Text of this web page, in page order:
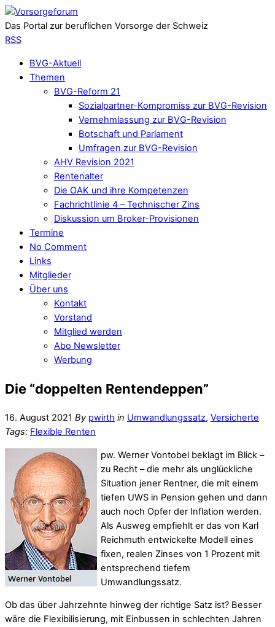
Das Portal zur beruflichen Vorsorge der Schweiz
RSS
BVG-Aktuell
Themen
BVG-Reform 21
Sozialpartner-Kompromiss zur BVG-Revision
Vernehmlassung zur BVG-Revision
Botschaft und Parlament
Umfragen zur BVG-Revision
AHV Revision 2021
Rentenalter
Die OAK und ihre Kompetenzen
Fachrichtlinie 4 – Technischer Zins
Diskussion um Broker-Provisionen
Termine
No Comment
Links
Mitglieder
Über uns
Kontakt
Vorstand
Mitglied werden
Abo Newsletter
Werbung
Die “doppelten Rentendeppen”
16. August 2021 By pwirth in Umwandlungssatz, Versicherte
Tags: Flexible Renten
pw. Werner Vontobel beklagt im Blick –
zu Recht – die mehr als unglückliche
Situation jener Rentner, die mit einem
tiefen UWS in Pension gehen und dann
auch noch Opfer der Inflation werden.
Als Ausweg empfiehlt er das von Karl
Reichmuth entwickelte Modell eines
fixen, realen Zinses von 1 Prozent mit
entsprechend tiefem
Umwandlungssatz.
Ob das über Jahrzehnte hinweg der richtige Satz ist? Besser
wäre die Flexibilisierung, mit Einbussen in schlechten Jahren